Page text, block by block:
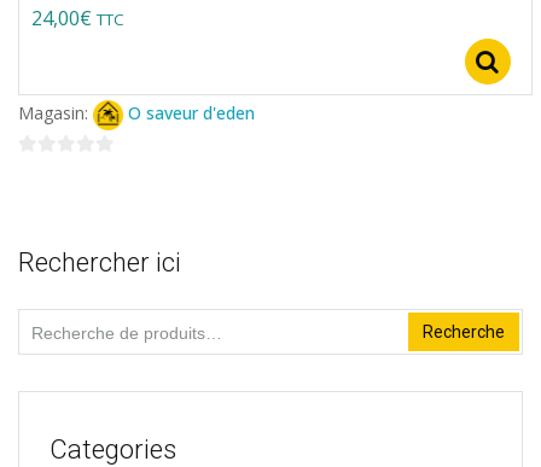
24,00€ TTC
Magasin: O saveur d'eden
Rechercher ici
Recherche
pour :
Recherche
Categories